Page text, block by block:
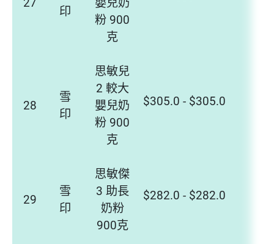
印
粉 900
克
28
雪
印
思敏兒
2 較大
嬰兒奶
粉 900
克
$305.0 - $305.0
29
雪
印
思敏傑
3 助長
奶粉
900克
$282.0 - $282.0